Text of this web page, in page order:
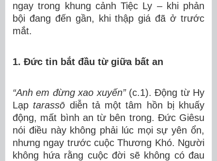
ngay trong khung cảnh Tiệc Ly – khi phản
bội đang đến gần, khi thập giá đã ở trước
mắt.
1. Đức tin bắt đầu từ giữa bất an
“Anh em đừng xao xuyến”(c.1). Động từ Hy
Lạp tarassō diễn tả một tâm hồn bị khuấy
động, mất bình an từ bên trong. Đức Giêsu
nói điều này không phải lúc mọi sự yên ổn,
nhưng ngay trước cuộc Thương Khó. Người
không hứa rằng cuộc đời sẽ không có đau